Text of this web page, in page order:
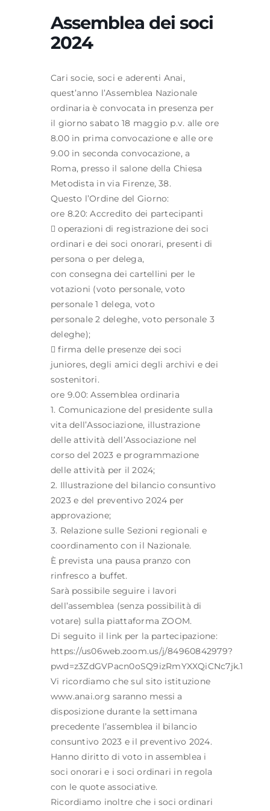
Formazione
Attività editoriale
Assemblea dei soci
2024
Cari socie, soci e aderenti Anai,
quest’anno l’Assemblea Nazionale
ordinaria è convocata in presenza per
il giorno sabato 18 maggio p.v. alle ore
8.00 in prima convocazione e alle ore
9.00 in seconda convocazione, a
Roma, presso il salone della Chiesa
Metodista in via Firenze, 38.
Questo l’Ordine del Giorno:
ore 8.20: Accredito dei partecipanti
 operazioni di registrazione dei soci
ordinari e dei soci onorari, presenti di
persona o per delega,
con consegna dei cartellini per le
votazioni (voto personale, voto
personale 1 delega, voto
personale 2 deleghe, voto personale 3
deleghe);
 firma delle presenze dei soci
juniores, degli amici degli archivi e dei
sostenitori.
ore 9.00: Assemblea ordinaria
1. Comunicazione del presidente sulla
vita dell’Associazione, illustrazione
delle attività dell’Associazione nel
corso del 2023 e programmazione
delle attività per il 2024;
2. Illustrazione del bilancio consuntivo
2023 e del preventivo 2024 per
approvazione;
3. Relazione sulle Sezioni regionali e
coordinamento con il Nazionale.
È prevista una pausa pranzo con
rinfresco a buffet.
Sarà possibile seguire i lavori
dell’assemblea (senza possibilità di
votare) sulla piattaforma ZOOM.
Di seguito il link per la partecipazione:
https://us06web.zoom.us/j/84960842979?
pwd=z3ZdGVPacn0oSQ9izRmYXXQiCNc7jk.1
Vi ricordiamo che sul sito istituzione
www.anai.org saranno messi a
disposizione durante la settimana
precedente l’assemblea il bilancio
consuntivo 2023 e il preventivo 2024.
Hanno diritto di voto in assemblea i
soci onorari e i soci ordinari in regola
con le quote associative.
Ricordiamo inoltre che i soci ordinari